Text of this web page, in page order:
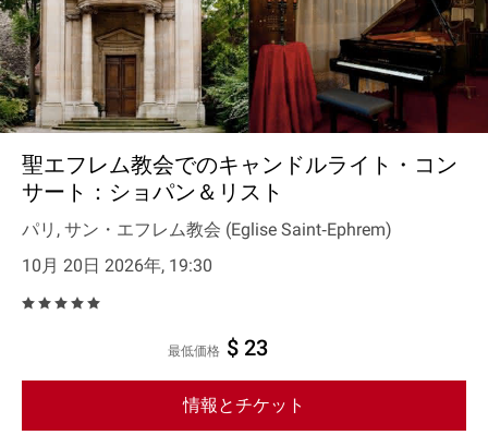
聖エフレム教会でのキャンドルライト・コン
サート：ショパン＆リスト
パリ, サン・エフレム教会 (Eglise Saint‐Ephrem)
10月 20日 2026年, 19:30
最低価格 $ 23
情報とチケット